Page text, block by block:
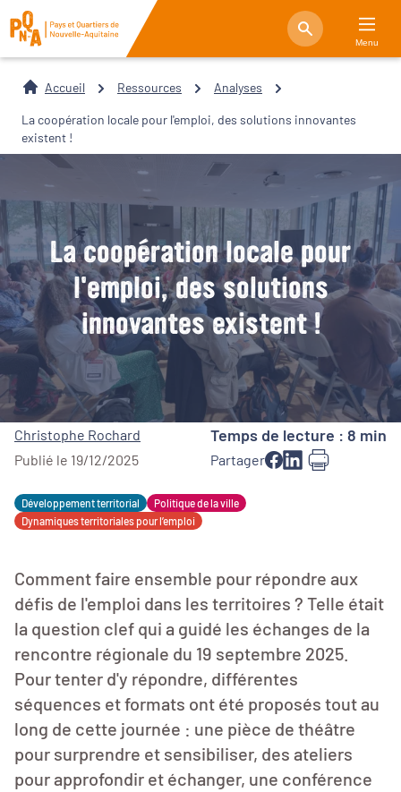
Menu
Accueil Ressources Analyses
La coopération locale pour l'emploi, des solutions innovantes
existent !
La coopération locale pour
l'emploi, des solutions
innovantes existent !
Christophe Rochard
Publié le 19/12/2025
Temps de lecture : 8 min
Partager
Développement territorial
Politique de la ville
Dynamiques territoriales pour l’emploi
Comment faire ensemble pour répondre aux
défis de l'emploi dans les territoires ? Telle était
la question clef qui a guidé les échanges de la
rencontre régionale du 19 septembre 2025.
Pour tenter d'y répondre, différentes
séquences et formats ont été proposés tout au
long de cette journée : une pièce de théâtre
pour surprendre et sensibiliser, des ateliers
pour approfondir et échanger, une conférence